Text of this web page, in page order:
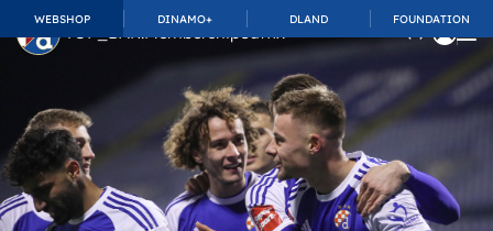
WEBSHOP DINAMO+ DLAND FOUNDATION
TOP_BAR.MembershipSuffix